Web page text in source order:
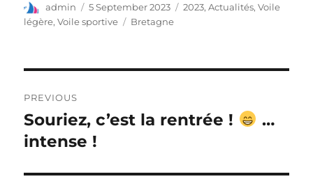
admin 5 September 2023 2023,Actualités,Voile
légère,Voile sportive Bretagne
PREVIOUS
Souriez, c’est la rentrée !
…
intense !